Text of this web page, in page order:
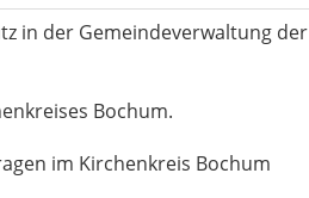
in der Gemeindeverwaltung der
Bochum.
im Kirchenkreis Bochum